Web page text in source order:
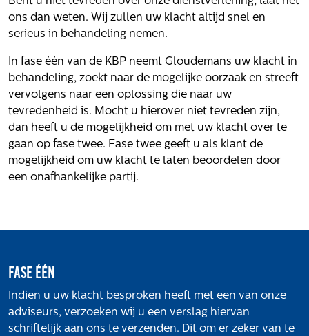
Pachtbeleid gemeente Valkenswaard: duurzame
pacht als instrument voor landbouw- en
watertransitie
Strategisch grondbeleid als motor voor
woningbouwversnelling Gemeente Vught
Over ons
Maatschappelijk
Regeling van Rentmeesters 2020
Klachtenbehandeling Procedure (KBP)
Actueel
Blogs
Uitspraken
ons dan weten. Wij zullen uw klacht altijd snel en
serieus in behandeling nemen.
In fase één van de KBP neemt Gloudemans uw klacht in
behandeling, zoekt naar de mogelijke oorzaak en streeft
vervolgens naar een oplossing die naar uw
tevredenheid is. Mocht u hierover niet tevreden zijn,
dan heeft u de mogelijkheid om met uw klacht over te
gaan op fase twee. Fase twee geeft u als klant de
mogelijkheid om uw klacht te laten beoordelen door
een onafhankelijke partij.
Fase één
Indien u uw klacht besproken heeft met een van onze
adviseurs, verzoeken wij u een verslag hiervan
schriftelijk aan ons te verzenden. Dit om er zeker van te